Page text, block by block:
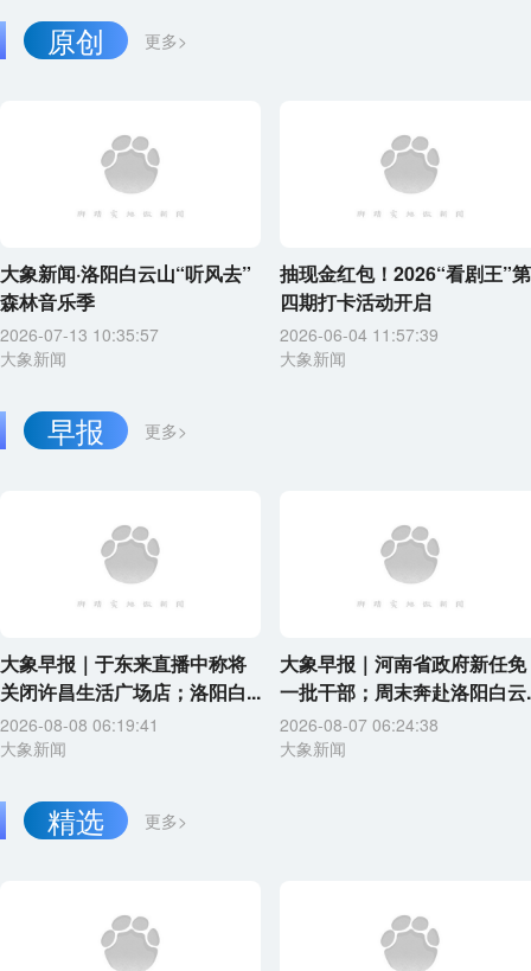
更多>
原创
大象新闻·洛阳白云山“听风去”
森林音乐季
2026-07-13 10:35:57
大象新闻
抽现金红包！2026“看剧王”第
四期打卡活动开启
2026-06-04 11:57:39
大象新闻
更多>
早报
大象早报｜于东来直播中称将
关闭许昌生活广场店；洛阳白...
2026-08-08 06:19:41
大象新闻
大象早报｜河南省政府新任免
一批干部；周末奔赴洛阳白云
2026-08-07 06:24:38
大象新闻
更多>
精选